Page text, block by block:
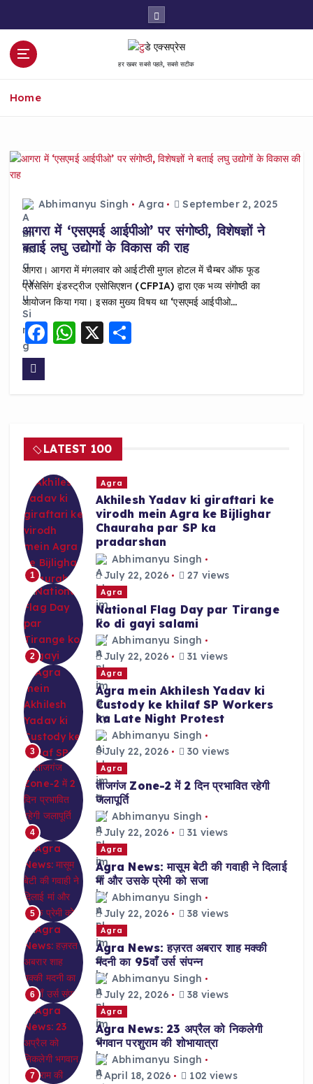
हर खबर सबसे पहले, सबसे सटीक
Home
Abhimanyu Singh Agra September 2, 2025
आगरा में ‘एसएमई आईपीओ’ पर संगोष्ठी, विशेषज्ञों ने
बताई लघु उद्योगों के विकास की राह
आगरा। आगरा में मंगलवार को आईटीसी मुगल होटल में चैम्बर ऑफ फूड
प्रोसेसिंग इंडस्ट्रीज एसोसिएशन (CFPIA) द्वारा एक भव्य संगोष्ठी का
आयोजन किया गया। इसका मुख्य विषय था ‘एसएमई आईपीओ…
F
o
o
k
W
p
p
X S
LATEST 100
1
Agra
Akhilesh Yadav ki giraftari ke
virodh mein Agra ke Bijlighar
Chauraha par SP ka
pradarshan
Abhimanyu Singh
July 22, 2026
27 views
2
Agra
National Flag Day par Tirange
ko di gayi salami
Abhimanyu Singh
July 22, 2026
31 views
3
Agra
Agra mein Akhilesh Yadav ki
Custody ke khilaf SP Workers
ka Late Night Protest
Abhimanyu Singh
July 22, 2026
30 views
4
Agra
ताजगंज Zone-2 में 2 दिन प्रभावित रहेगी
जलापूर्ति
Abhimanyu Singh
July 22, 2026
31 views
5
Agra
Agra News: मासूम बेटी की गवाही ने दिलाई
मां और उसके प्रेमी को सजा
Abhimanyu Singh
July 22, 2026
38 views
6
Agra
Agra News: हज़रत अबरार शाह मक्की
मदनी का 95वाँ उर्स संपन्न
Abhimanyu Singh
July 22, 2026
38 views
7
Agra
Agra News: 23 अप्रैल को निकलेगी
भगवान परशुराम की शोभायात्रा
Abhimanyu Singh
April 18, 2026
102 views